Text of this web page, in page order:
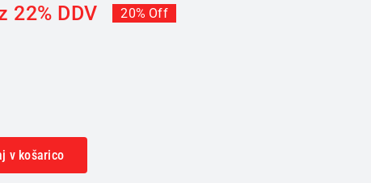
22% DDV 20% Off
v košarico